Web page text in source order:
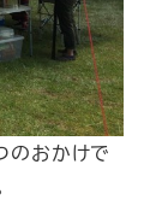
のおかけで